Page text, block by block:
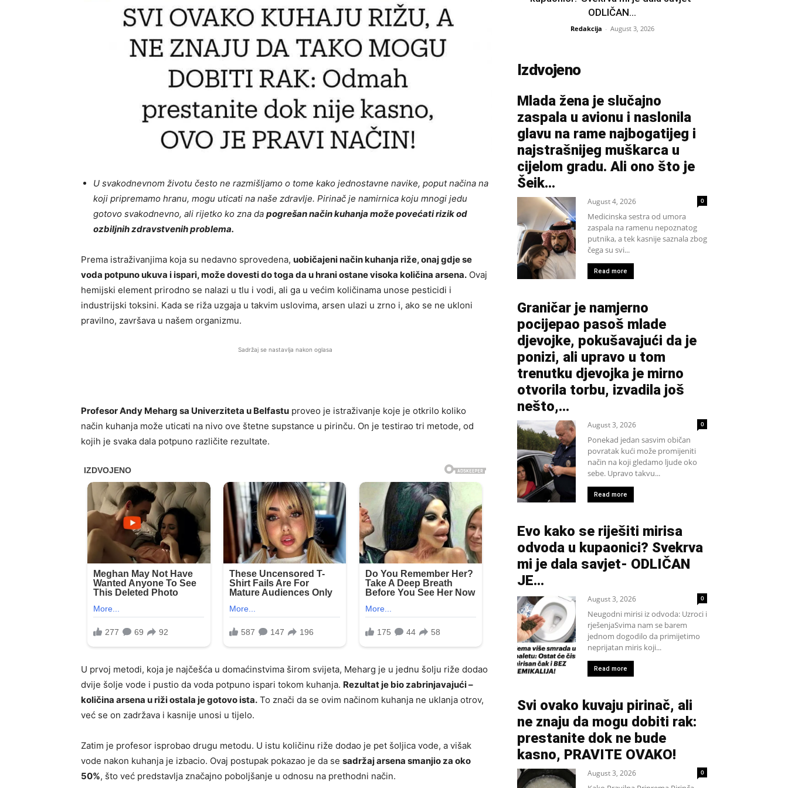
U svakodnevnom životu često ne razmišljamo o tome kako jednostavne navike, poput načina na
koji pripremamo hranu, mogu uticati na naše zdravlje. Pirinač je namirnica koju mnogi jedu
gotovo svakodnevno, ali rijetko ko zna da pogrešan način kuhanja može povećati rizik od
ozbiljnih zdravstvenih problema.
Prema istraživanjima koja su nedavno sprovedena, uobičajeni način kuhanja riže, onaj gdje se
voda potpuno ukuva i ispari, može dovesti do toga da u hrani ostane visoka količina arsena. Ovaj
hemijski element prirodno se nalazi u tlu i vodi, ali ga u većim količinama unose pesticidi i
industrijski toksini. Kada se riža uzgaja u takvim uslovima, arsen ulazi u zrno i, ako se ne ukloni
pravilno, završava u našem organizmu.
Sadržaj se nastavlja nakon oglasa
Profesor Andy Meharg sa Univerziteta u Belfastu proveo je istraživanje koje je otkrilo koliko
način kuhanja može uticati na nivo ove štetne supstance u pirinču. On je testirao tri metode, od
kojih je svaka dala potpuno različite rezultate.
U prvoj metodi, koja je najčešća u domaćinstvima širom svijeta, Meharg je u jednu šolju riže dodao
dvije šolje vode i pustio da voda potpuno ispari tokom kuhanja. Rezultat je bio zabrinjavajući –
količina arsena u riži ostala je gotovo ista. To znači da se ovim načinom kuhanja ne uklanja otrov,
već se on zadržava i kasnije unosi u tijelo.
Zatim je profesor isprobao drugu metodu. U istu količinu riže dodao je pet šoljica vode, a višak
vode nakon kuhanja je izbacio. Ovaj postupak pokazao je da se sadržaj arsena smanjio za oko
50%, što već predstavlja značajno poboljšanje u odnosu na prethodni način.
ODLIČAN...
Redakcija - August 3, 2026
Izdvojeno
Mlada žena je slučajno
zaspala u avionu i naslonila
glavu na rame najbogatijeg i
najstrašnijeg muškarca u
cijelom gradu. Ali ono što je
Šeik...
August 4, 2026 0
Medicinska sestra od umora
zaspala na ramenu nepoznatog
putnika, a tek kasnije saznala zbog
čega su svi...
Read more
Graničar je namjerno
pocijepao pasoš mlade
djevojke, pokušavajući da je
ponizi, ali upravo u tom
trenutku djevojka je mirno
otvorila torbu, izvadila još
nešto,...
August 3, 2026 0
Ponekad jedan sasvim običan
povratak kući može promijeniti
način na koji gledamo ljude oko
sebe. Upravo takvu...
Read more
Evo kako se riješiti mirisa
odvoda u kupaonici? Svekrva
mi je dala savjet- ODLIČAN
JE…
August 3, 2026 0
Neugodni mirisi iz odvoda: Uzroci i
rješenjaSvima nam se barem
jednom dogodilo da primijetimo
neprijatan miris koji...
Read more
Svi ovako kuvaju pirinač, ali
ne znaju da mogu dobiti rak:
prestanite dok ne bude
kasno, PRAVITE OVAKO!
August 3, 2026 0